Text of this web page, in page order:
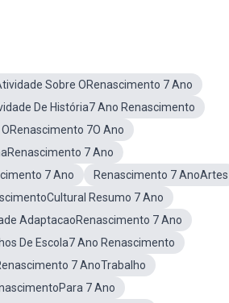
Sobre ORenascimento 7 Ano
De História7 Ano Renascimento
7O Ano
7 Ano
7 Ano
Renascimento 7 AnoArtes
Resumo 7 Ano
AdaptacaoRenascimento 7 Ano
De Escola7 Ano Renascimento
7 AnoTrabalho
7 Ano